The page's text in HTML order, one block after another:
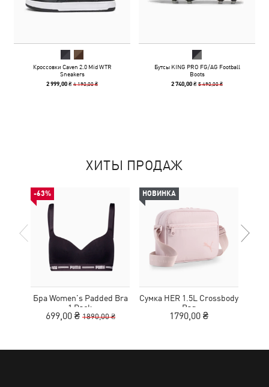
Кроссовки Caven 2.0 Mid WTR
Sneakers
2 999,00 ₴4 190,00 ₴
Бутсы KING PRO FG/AG Football
Boots
2 740,00 ₴5 490,00 ₴
ХИТЫ ПРОДАЖ
-63%
Бра Women's Padded Bra
1 Pack
699,00 ₴ 1890,00 ₴
НОВИНКА
Сумка HER 1.5L Crossbody
Bag
1790,00 ₴